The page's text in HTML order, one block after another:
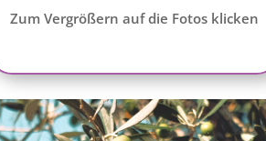
Zum Vergrößern auf die Fotos klicken